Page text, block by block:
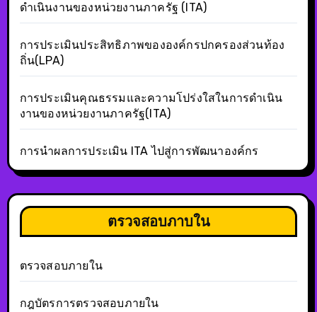
ดำเนินงานของหน่วยงานภาครัฐ (ITA)
การประเมินประสิทธิภาพขององค์กรปกครองส่วนท้อง
ถิ่น(LPA)
การประเมินคุณธรรมและความโปร่งใสในการดำเนิน
งานของหน่วยงานภาครัฐ(ITA)
การนำผลการประเมิน ITA ไปสู่การพัฒนาองค์กร
ตรวจสอบภาบใน
ตรวจสอบภายใน
กฎบัตรการตรวจสอบภายใน